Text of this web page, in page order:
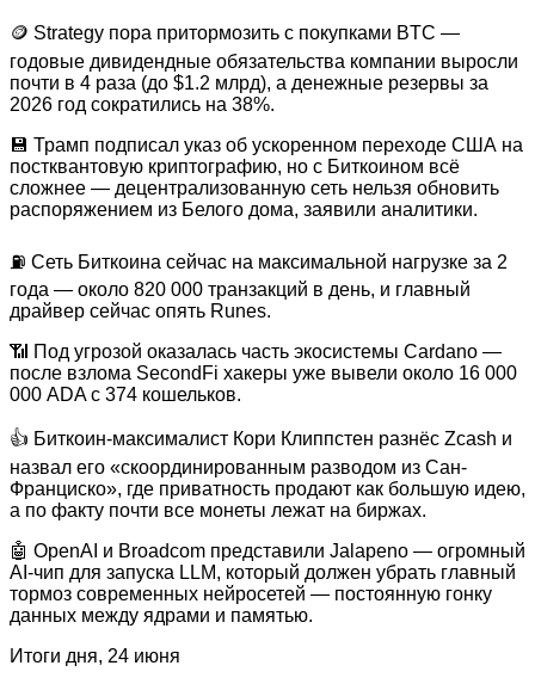
🪙 Strategy пора притормозить с покупками BTC —
годовые дивидендные обязательства компании выросли
почти в 4 раза (до $1.2 млрд), а денежные резервы за
2026 год сократились на 38%.
💾 Трамп подписал указ об ускоренном переходе США на
постквантовую криптографию, но с Биткоином всё
сложнее — децентрализованную сеть нельзя обновить
распоряжением из Белого дома, заявили аналитики.
⛽️ Сеть Биткоина сейчас на максимальной нагрузке за 2
года — около 820 000 транзакций в день, и главный
драйвер сейчас опять Runes.
📶 Под угрозой оказалась часть экосистемы Cardano —
после взлома SecondFi хакеры уже вывели около 16 000
000 ADA с 374 кошельков.
👍 Биткоин-максималист Кори Клиппстен разнёс Zcash и
назвал его «скоординированным разводом из Сан-
Франциско», где приватность продают как большую идею,
а по факту почти все монеты лежат на биржах.
🤖 OpenAI и Broadcom представили Jalapeno — огромный
AI-чип для запуска LLM, который должен убрать главный
тормоз современных нейросетей — постоянную гонку
данных между ядрами и памятью.
Итоги дня, 24 июня